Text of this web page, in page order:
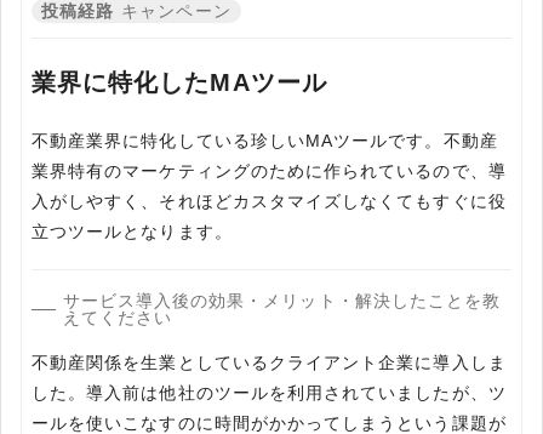
投稿経路 キャンペーン
業界に特化したMAツール
不動産業界に特化している珍しいMAツールです。不動産
業界特有のマーケティングのために作られているので、導
入がしやすく、それほどカスタマイズしなくてもすぐに役
立つツールとなります。
サービス導入後の効果・メリット・解決したことを教
えてください
不動産関係を生業としているクライアント企業に導入しま
した。導入前は他社のツールを利用されていましたが、ツ
ールを使いこなすのに時間がかかってしまうという課題が